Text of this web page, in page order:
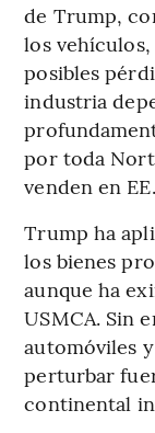
de Trump,
los
posibles
industria
por toda
venden en
Trump ha
los bienes
aunque ha
USMCA. Sin
automóviles
perturbar
continental